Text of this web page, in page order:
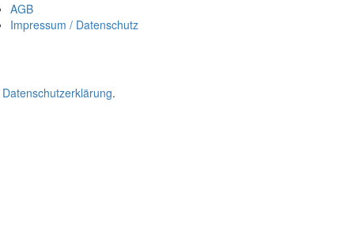
AGB
Impressum / Datenschutz
Datenschutzerklärung.